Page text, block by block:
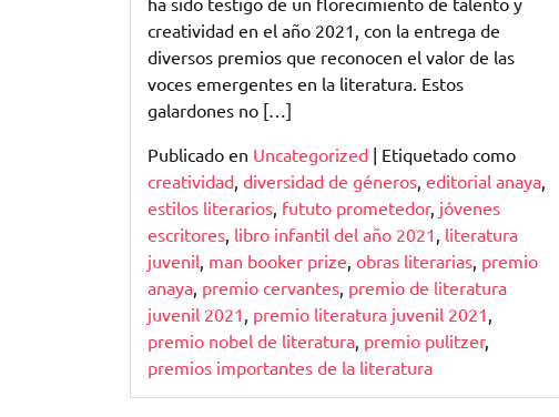
creatividad en el año 2021, con la entrega de
diversos premios que reconocen el valor de las
voces emergentes en la literatura. Estos
galardones no […]
Publicado en Uncategorized | Etiquetado como
creatividad, diversidad de géneros, editorial anaya,
estilos literarios, fututo prometedor, jóvenes
escritores, libro infantil del año 2021 , literatura
juvenil, man booker prize, obras literarias, premio
anaya, premio cervantes, premio de literatura
juvenil 2021 , premio literatura juvenil 2021 ,
premio nobel de literatura, premio pulitzer,
premios importantes de la literatura